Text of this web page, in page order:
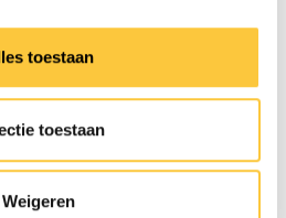
toestaan
toestaan
Weigeren